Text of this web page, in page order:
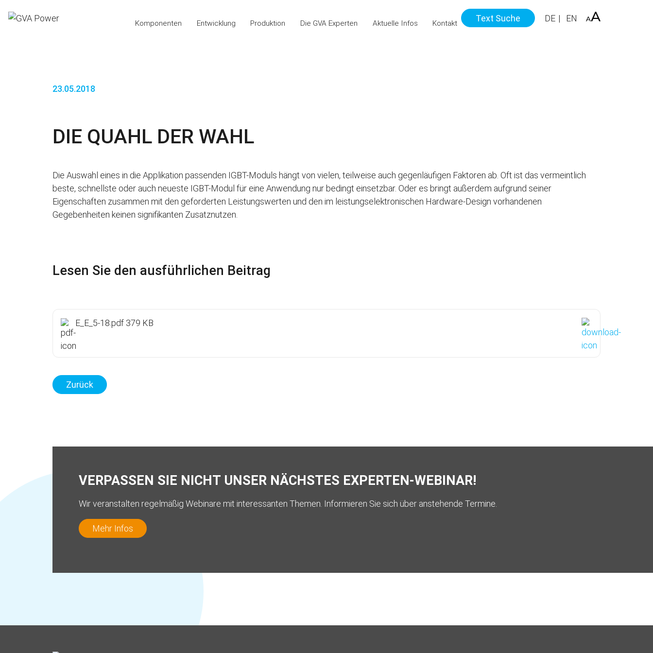
Komponenten Entwicklung Produktion Die GVA Experten Aktuelle Infos Kontakt
Text Suche DE EN
23.05.2018
DIE QUAHL DER WAHL
Die Auswahl eines in die Applikation passenden IGBT-Moduls hängt von vielen, teilweise auch gegenläufigen Faktoren ab. Oft ist das vermeintlich
beste, schnellste oder auch neueste IGBT-Modul für eine Anwendung nur bedingt einsetzbar. Oder es bringt außerdem aufgrund seiner
Eigenschaften zusammen mit den geforderten Leistungswerten und den im leistungselektronischen Hardware-Design vorhandenen
Gegebenheiten keinen signifikanten Zusatznutzen.
Lesen Sie den ausführlichen Beitrag
E_E_5-18.pdf 379 KB
Zurück
VERPASSEN SIE NICHT UNSER NÄCHSTES EXPERTEN-WEBINAR!
Wir veranstalten regelmäßig Webinare mit interessanten Themen. Informieren Sie sich über anstehende Termine.
Mehr Infos